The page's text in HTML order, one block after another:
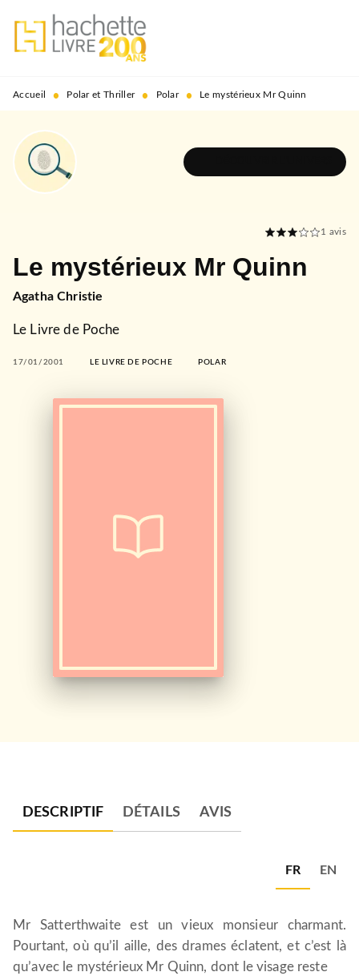
MENU RECHERCHE
PIED DE PAGE
Accueil • Polar et Thriller • Polar • Le mystérieux Mr Quinn
1 avis
Le mystérieux Mr Quinn
Agatha Christie
Le Livre de Poche
17/01/2001 LE LIVRE DE POCHE POLAR
DESCRIPTIF DÉTAILS AVIS
FR EN
Mr Satterthwaite est un vieux monsieur charmant.
Pourtant, où qu’il aille, des drames éclatent, et c’est là
qu’avec le mystérieux Mr Quinn, dont le visage reste